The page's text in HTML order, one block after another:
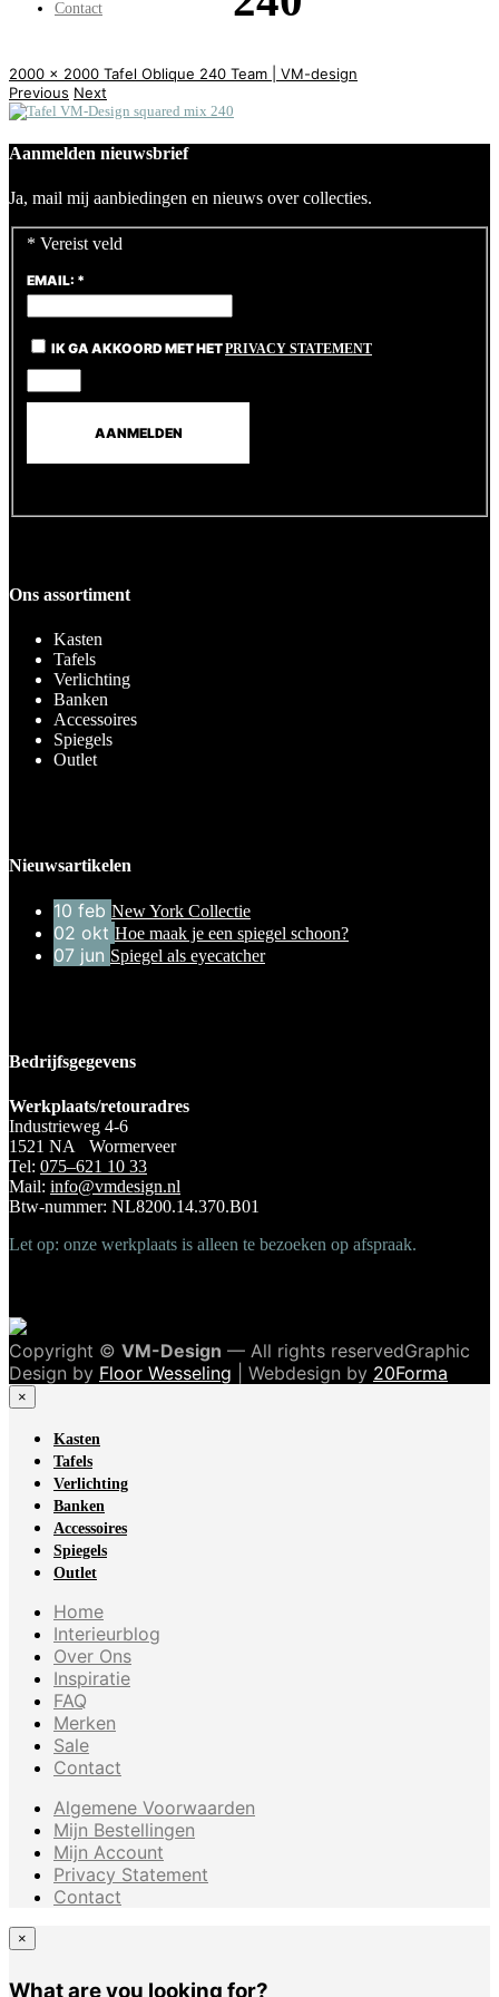
Contact
2000 x 2000 Tafel Oblique 240 Team | VM-design
Previous Next
Aanmelden nieuwsbrief
Ja, mail mij aanbiedingen en nieuws over collecties.
* Vereist veld
EMAIL: *
IK GA AKKOORD MET HETPRIVACY STATEMENT
Ons assortiment
Kasten
Tafels
Verlichting
Banken
Accessoires
Spiegels
Outlet
Nieuwsartikelen
10 feb New York Collectie
02 okt Hoe maak je een spiegel schoon?
07 jun Spiegel als eyecatcher
Bedrijfsgegevens
Werkplaats/retouradres
Industrieweg 4-6
1521 NA Wormerveer
Tel: 075–621 10 33
Mail: info@vmdesign.nl
Btw-nummer: NL8200.14.370.B01
Let op: onze werkplaats is alleen te bezoeken op afspraak.
Copyright © VM-Design — All rights reservedGraphic
Design by Floor Wesseling | Webdesign by 20Forma
×
Kasten
Tafels
Verlichting
Banken
Accessoires
Spiegels
Outlet
Home
Interieurblog
Over Ons
Inspiratie
FAQ
Merken
Sale
Contact
Algemene Voorwaarden
Mijn Bestellingen
Mijn Account
Privacy Statement
Contact
×
What are you looking for?